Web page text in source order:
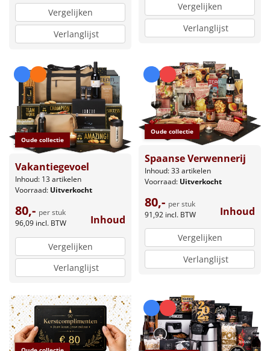
Vergelijken
Verlanglijst
Vergelijken
Verlanglijst
Oude collectie
Vakantiegevoel
Inhoud: 13 artikelen
Voorraad: Uitverkocht
80,- per stuk
96,09 incl. BTW Inhoud
Vergelijken
Verlanglijst
Oude collectie
Spaanse Verwennerij
Inhoud: 33 artikelen
Voorraad: Uitverkocht
80,- per stuk
91,92 incl. BTW Inhoud
Vergelijken
Verlanglijst